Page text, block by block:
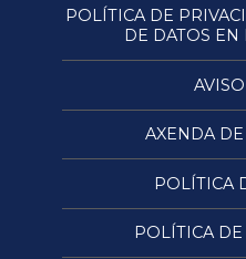
POLÍTICA DE
DE DATOS EN
AXENDA
POLÍTICA
POLÍTICA